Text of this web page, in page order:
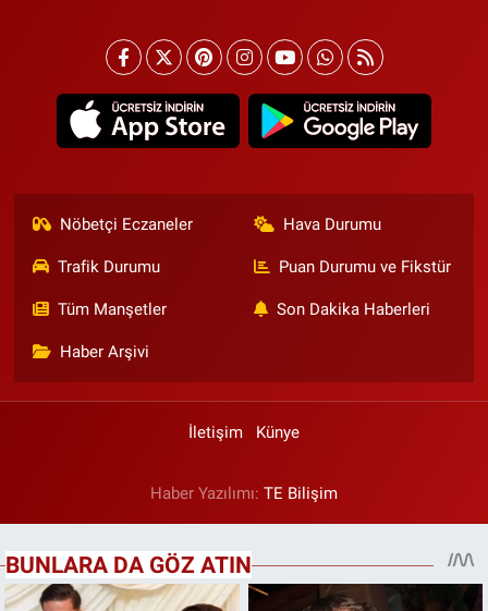
Nöbetçi Eczaneler Hava Durumu
Trafik Durumu Puan Durumu ve Fikstür
Tüm Manşetler Son Dakika Haberleri
Haber Arşivi
İletişim Künye
Haber Yazılımı: TE Bilişim